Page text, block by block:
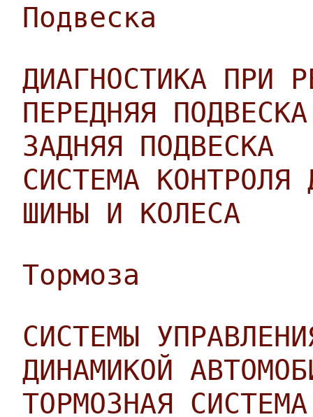
Подвеска
ДИАГНОСТИКА ПРИ
ПЕРЕДНЯЯ ПОДВЕСКА
ЗАДНЯЯ ПОДВЕСКА
СИСТЕМА КОНТРОЛЯ
ШИНЫ И КОЛЕСА
Тормоза
СИСТЕМЫ
ДИНАМИКОЙ
ТОРМОЗНАЯ